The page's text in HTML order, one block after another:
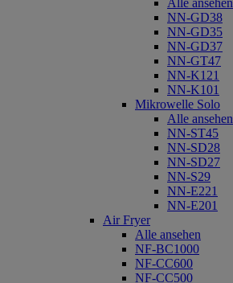
Alle ansehen
NN-GD38
NN-GD35
NN-GD37
NN-GT47
NN-K121
NN-K101
Mikrowelle Solo
Alle ansehen
NN-ST45
NN-SD28
NN-SD27
NN-S29
NN-E221
NN-E201
Air Fryer
Alle ansehen
NF-BC1000
NF-CC600
NF-CC500